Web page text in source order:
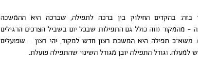
בזה: בהקדים החילוק בין ברכה לתפילה, שברכה היא ההמשכה
– מהמקור (וזה כולל גם התפילות שבכל יום בשביל הצרכים הרגילים
משא"כ תפילה היא המשכת רצון חדש למקור, יהי רצון – שפועלים
למעלה. וגודל התפילה יובן מגודל השינוי שהתפילה פועלת.